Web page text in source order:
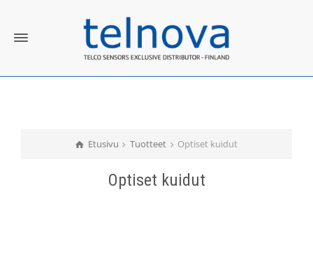
Etusivu Tuotteet Optiset kuidut
Optiset kuidut